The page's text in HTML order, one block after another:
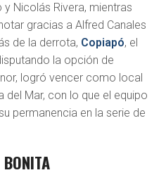
Nicolás Rivera, mientras
gracias a Alfred Canales
de la derrota, Copiapó, el
la opción de
logró vencer como local
del Mar, con lo que el equipo
permanencia en la serie de